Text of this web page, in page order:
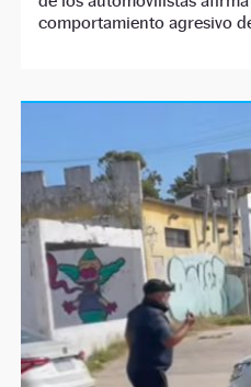
comportamiento agresivo